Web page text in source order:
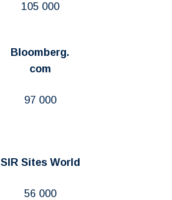
105 000
Bloomberg.
com
97 000
SIR Sites World
56 000